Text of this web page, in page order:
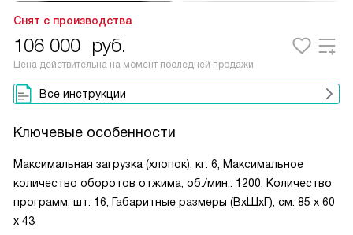
Снят с производства
106 000 руб.
Цена действительна на момент последней продажи
Все инструкции
Ключевые особенности
Максимальная загрузка (хлопок), кг: 6, Максимальное
количество оборотов отжима, об./мин.: 1200, Количество
программ, шт: 16, Габаритные размеры (ВxШxГ), см: 85 х 60
х 43